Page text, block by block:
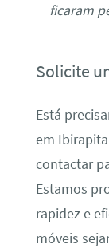
ficaram
Solicite
Está
em
contactar
Estamos
rapidez e
móveis